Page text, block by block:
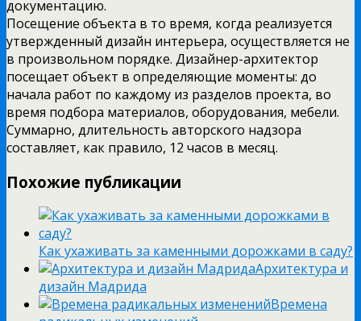
документацию.
Посещение объекта в то время, когда реализуется
утвержденный дизайн интерьера, осуществляется не
в произвольном порядке. Дизайнер-архитектор
посещает объект в определяющие моменты: до
начала работ по каждому из разделов проекта, во
время подбора материалов, оборудования, мебели.
Суммарно, длительность авторского надзора
составляет, как правило, 12 часов в месяц.
Похожие публикации
Как ухаживать за каменными дорожками в саду?
Архитектура и
дизайн Мадрида
Времена